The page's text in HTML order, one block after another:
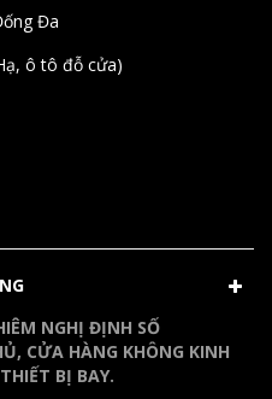
Đa
ô tô đỗ cửa)
NGHỊ ĐỊNH SỐ
CỬA HÀNG KHÔNG KINH
BỊ BAY.